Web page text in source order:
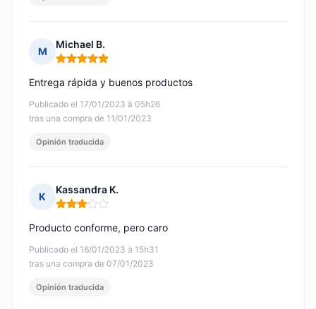
M
Michael B.
Nota: 5 de 5
Publicado el 17/01/2023 à 05h26
tras una compra de 11/01/2023
Entrega rápida y buenos productos
Opinión traducida
K
Kassandra K.
Nota: 3 de 5
Publicado el 16/01/2023 à 15h31
tras una compra de 07/01/2023
Producto conforme, pero caro
Opinión traducida